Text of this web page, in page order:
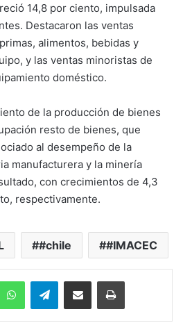
14,8 por ciento, impulsada
Destacaron las ventas
alimentos, bebidas y
y las ventas minoristas de
doméstico.
de la producción de bienes
resto de bienes, que
al desempeño de la
manufacturera y la minería
con crecimientos de 4,3
respectivamente.
#chile #IMACEC
WhatsAppTelegramEnviar vía email Imprimir